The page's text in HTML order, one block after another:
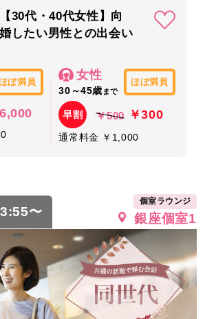
30代・40代女性】向
したい男性との出会い
ぼ満員
女性
30～45歳 まで
ほぼ満員
早割 ￥500 ￥300
通常料金 ￥1,000
〜
個室ラウンジ
銀座個室1